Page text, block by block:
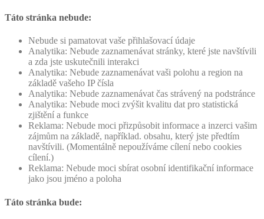
Táto stránka nebude:
Nebude si pamatovat vaše přihlašovací údaje
Analytika: Nebude zaznamenávat stránky, které jste navštívili
a zda jste uskutečnili interakci
Analytika: Nebude zaznamenávat vaši polohu a region na
základě vašeho IP čísla
Analytika: Nebude zaznamenávat čas strávený na podstránce
Analytika: Nebude moci zvýšit kvalitu dat pro statistická
zjištění a funkce
Reklama: Nebude moci přizpůsobit informace a inzerci vašim
zájmům na základě, například. obsahu, který jste předtím
navštívili. (Momentálně nepoužíváme cílení nebo cookies
cílení.)
Reklama: Nebude moci sbírat osobní identifikační informace
jako jsou jméno a poloha
Táto stránka bude: